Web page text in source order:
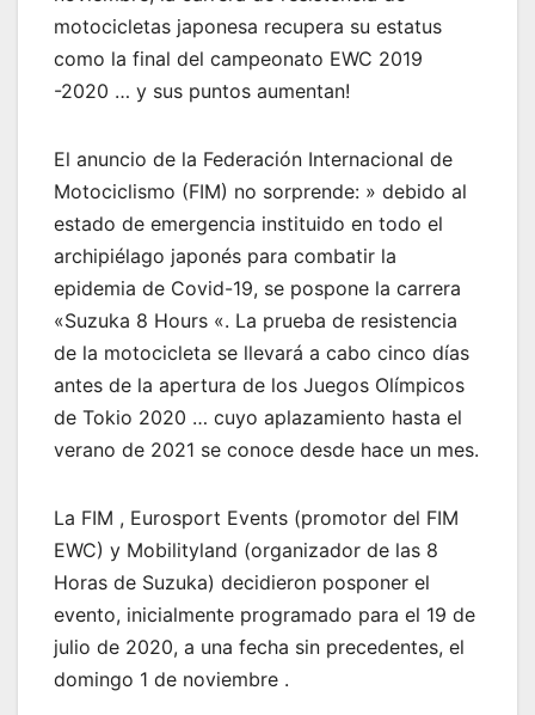
motocicletas japonesa recupera su estatus
como la final del campeonato EWC 2019
-2020 … y sus puntos aumentan!
El anuncio de la Federación Internacional de
Motociclismo (FIM) no sorprende: » debido al
estado de emergencia instituido en todo el
archipiélago japonés para combatir la
epidemia de Covid-19, se pospone la carrera
«Suzuka 8 Hours «. La prueba de resistencia
de la motocicleta se llevará a cabo cinco días
antes de la apertura de los Juegos Olímpicos
de Tokio 2020 … cuyo aplazamiento hasta el
verano de 2021 se conoce desde hace un mes.
La FIM , Eurosport Events (promotor del FIM
EWC) y Mobilityland (organizador de las 8
Horas de Suzuka) decidieron posponer el
evento, inicialmente programado para el 19 de
julio de 2020, a una fecha sin precedentes, el
domingo 1 de noviembre .